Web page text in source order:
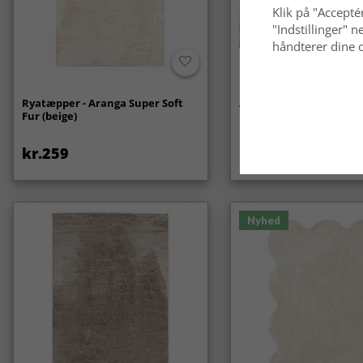
Ryatæpper - Aranga Super Soft
Fur (beige)
kr.259
Anti-slip/Skridsikker
Nyhed
Klik på
"Indstillinger"
håndterer dine